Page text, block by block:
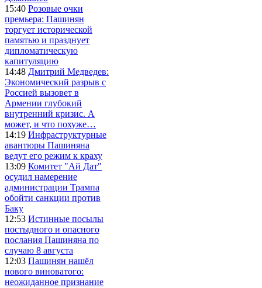
15:40 Розовые очки
премьера: Пашинян
торгует исторической
памятью и празднует
дипломатическую
капитуляцию
14:48 Дмитрий Медведев:
Экономический разрыв с
Россией вызовет в
Армении глубокий
внутренний кризис. А
может, и что похуже…
14:19 Инфраструктурные
авантюры Пашиняна
ведут его режим к краху
13:09 Комитет "Ай Дат"
осудил намерение
администрации Трампа
обойти санкции против
Баку
12:53 Истинные посылы
постыдного и опасного
послания Пашиняна по
случаю 8 августа
12:03 Пашинян нашёл
нового виноватого:
неожиданное признание